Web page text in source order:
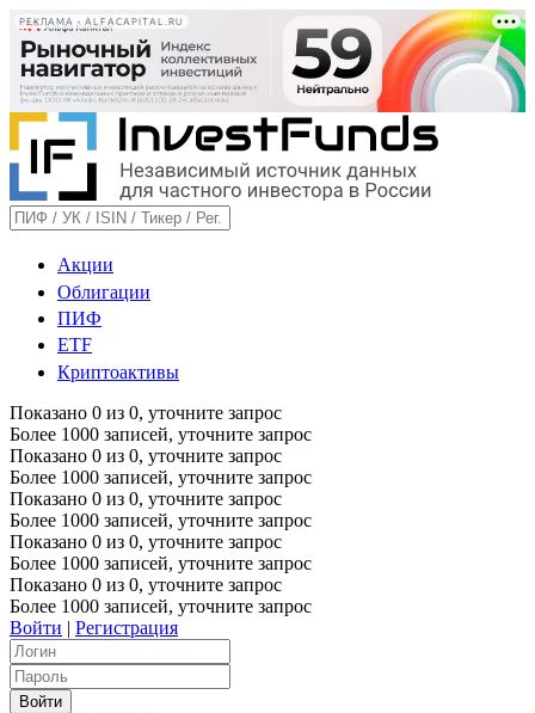
РЕКЛАМА • ALFACAPITAL.RU
Акции
Облигации
ПИФ
ETF
Криптоактивы
Показано 0 из 0, уточните запрос
Более 1000 записей, уточните запрос
Показано 0 из 0, уточните запрос
Более 1000 записей, уточните запрос
Показано 0 из 0, уточните запрос
Более 1000 записей, уточните запрос
Показано 0 из 0, уточните запрос
Более 1000 записей, уточните запрос
Показано 0 из 0, уточните запрос
Более 1000 записей, уточните запрос
Войти | Регистрация